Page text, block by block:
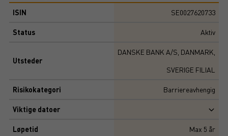
ISIN SE0027620733
Status Aktiv
Utsteder
DANSKE BANK A/S, DANMARK,
SVERIGE FILIAL
Risikokategori Barriereavhengig
Viktige datoer
Løpetid Max 5 år